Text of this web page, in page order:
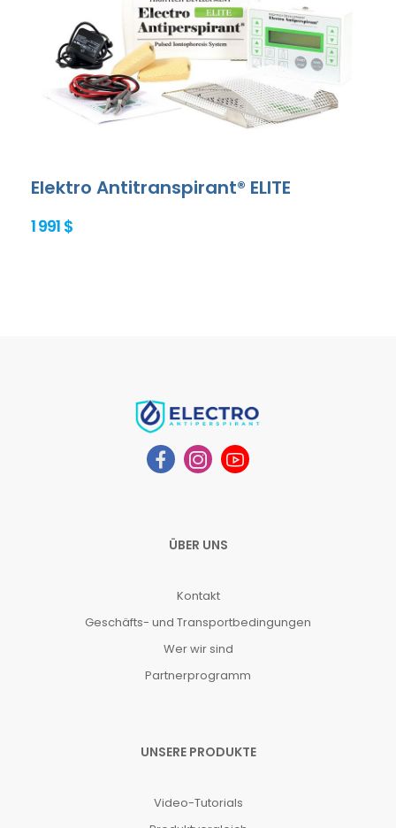
Elektro Antitranspirant® ELITE
1 991 $
ÜBER UNS
Kontakt
Geschäfts- und Transportbedingungen
Wer wir sind
Partnerprogramm
UNSERE PRODUKTE
Video-Tutorials